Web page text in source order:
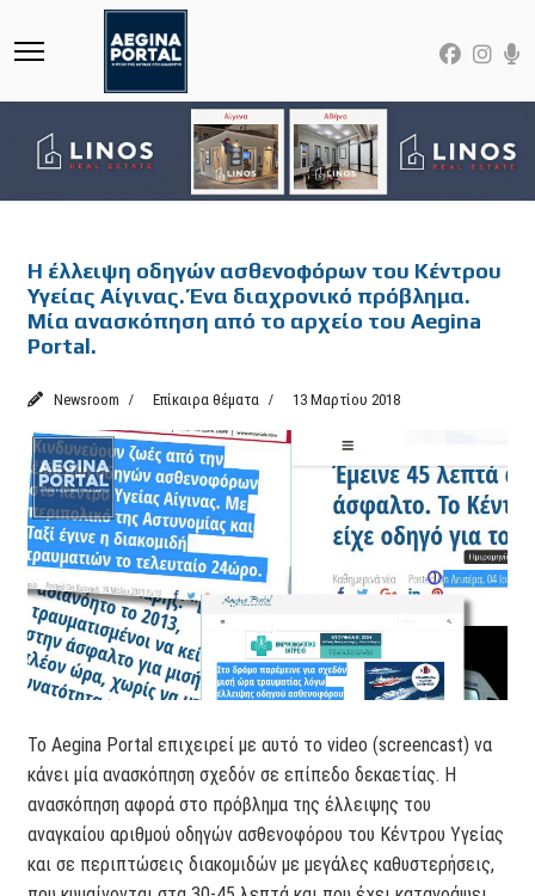
Η έλλειψη οδηγών ασθενοφόρων του Κέντρου
Υγείας Αίγινας. Ένα διαχρονικό πρόβλημα.
Μία ανασκόπηση από το αρχείο του Aegina
Portal.
Newsroom Επίκαιρα θέματα 13 Μαρτίου 2018
Το Aegina Portal επιχειρεί με αυτό το video (screencast) να
κάνει μία ανασκόπηση σχεδόν σε επίπεδο δεκαετίας. Η
ανασκόπηση αφορά στο πρόβλημα της έλλειψης του
αναγκαίου αριθμού οδηγών ασθενοφόρου του Κέντρου Υγείας
και σε περιπτώσεις διακομιδών με μεγάλες καθυστερήσεις,